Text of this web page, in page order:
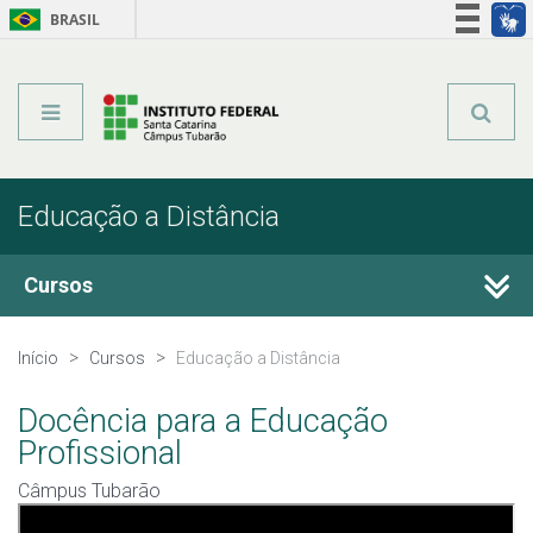
BRASIL
Educação a Distância
Cursos
Técnicos Integrados
Técnicos Subsequentes
Início Cursos Educação a Distância
Docência para a Educação
Profissional
Câmpus Tubarão